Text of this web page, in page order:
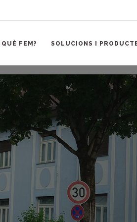
QUÈ FEM? SOLUCIONS I